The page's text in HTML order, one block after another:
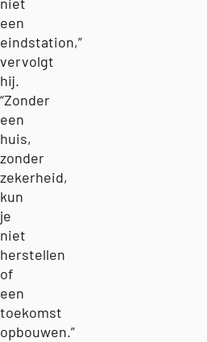
een
eindstation,”
vervolgt
hij.
“Zonder
een
huis,
zonder
zekerheid,
kun
je
niet
herstellen
of
een
toekomst
opbouwen.”